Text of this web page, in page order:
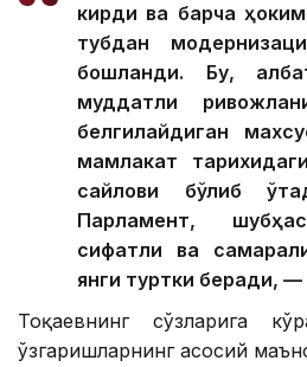
кирди ва барча
тубдан
бошланди. Бу,
муддатли
белгилайдиган
мамлакат
сайлови бўлиб
Парламент,
сифатли ва
янги туртки беради, —
Тоқаевнинг сўзларига
ўзгаришларнинг асосий